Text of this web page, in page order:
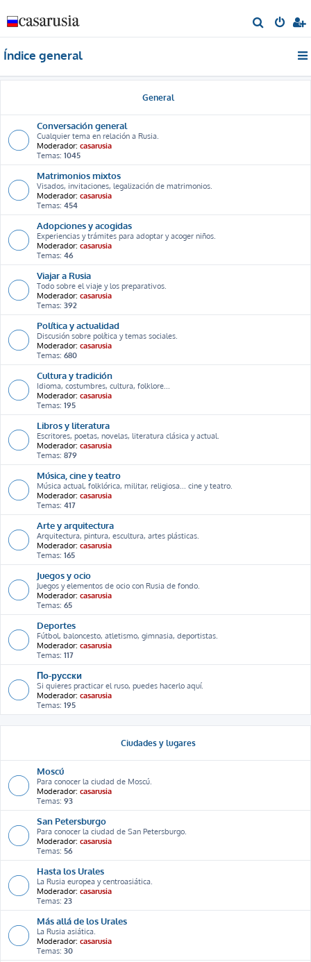
u
Índice general
General
Conversación general
Cualquier tema en relación a Rusia.
Moderador: casarusia
Temas: 1045
Matrimonios mixtos
Visados, invitaciones, legalización de matrimonios.
Moderador: casarusia
Temas: 454
Adopciones y acogidas
Experiencias y trámites para adoptar y acoger niños.
Moderador: casarusia
Temas: 46
Viajar a Rusia
Todo sobre el viaje y los preparativos.
Moderador: casarusia
Temas: 392
Política y actualidad
Discusión sobre política y temas sociales.
Moderador: casarusia
Temas: 680
Cultura y tradición
Idioma, costumbres, cultura, folklore...
Moderador: casarusia
Temas: 195
Libros y literatura
Escritores, poetas, novelas, literatura clásica y actual.
Moderador: casarusia
Temas: 879
Música, cine y teatro
Música actual, folklórica, militar, religiosa... cine y teatro.
Moderador: casarusia
Temas: 417
Arte y arquitectura
Arquitectura, pintura, escultura, artes plásticas.
Moderador: casarusia
Temas: 165
Juegos y ocio
Juegos y elementos de ocio con Rusia de fondo.
Moderador: casarusia
Temas: 65
Deportes
Fútbol, baloncesto, atletismo, gimnasia, deportistas.
Moderador: casarusia
Temas: 117
По-русски
Si quieres practicar el ruso, puedes hacerlo aquí.
Moderador: casarusia
Temas: 195
Ciudades y lugares
Moscú
Para conocer la ciudad de Moscú.
Moderador: casarusia
Temas: 93
San Petersburgo
Para conocer la ciudad de San Petersburgo.
Moderador: casarusia
Temas: 56
Hasta los Urales
La Rusia europea y centroasiática.
Moderador: casarusia
Temas: 23
Más allá de los Urales
La Rusia asiática.
Moderador: casarusia
Temas: 30